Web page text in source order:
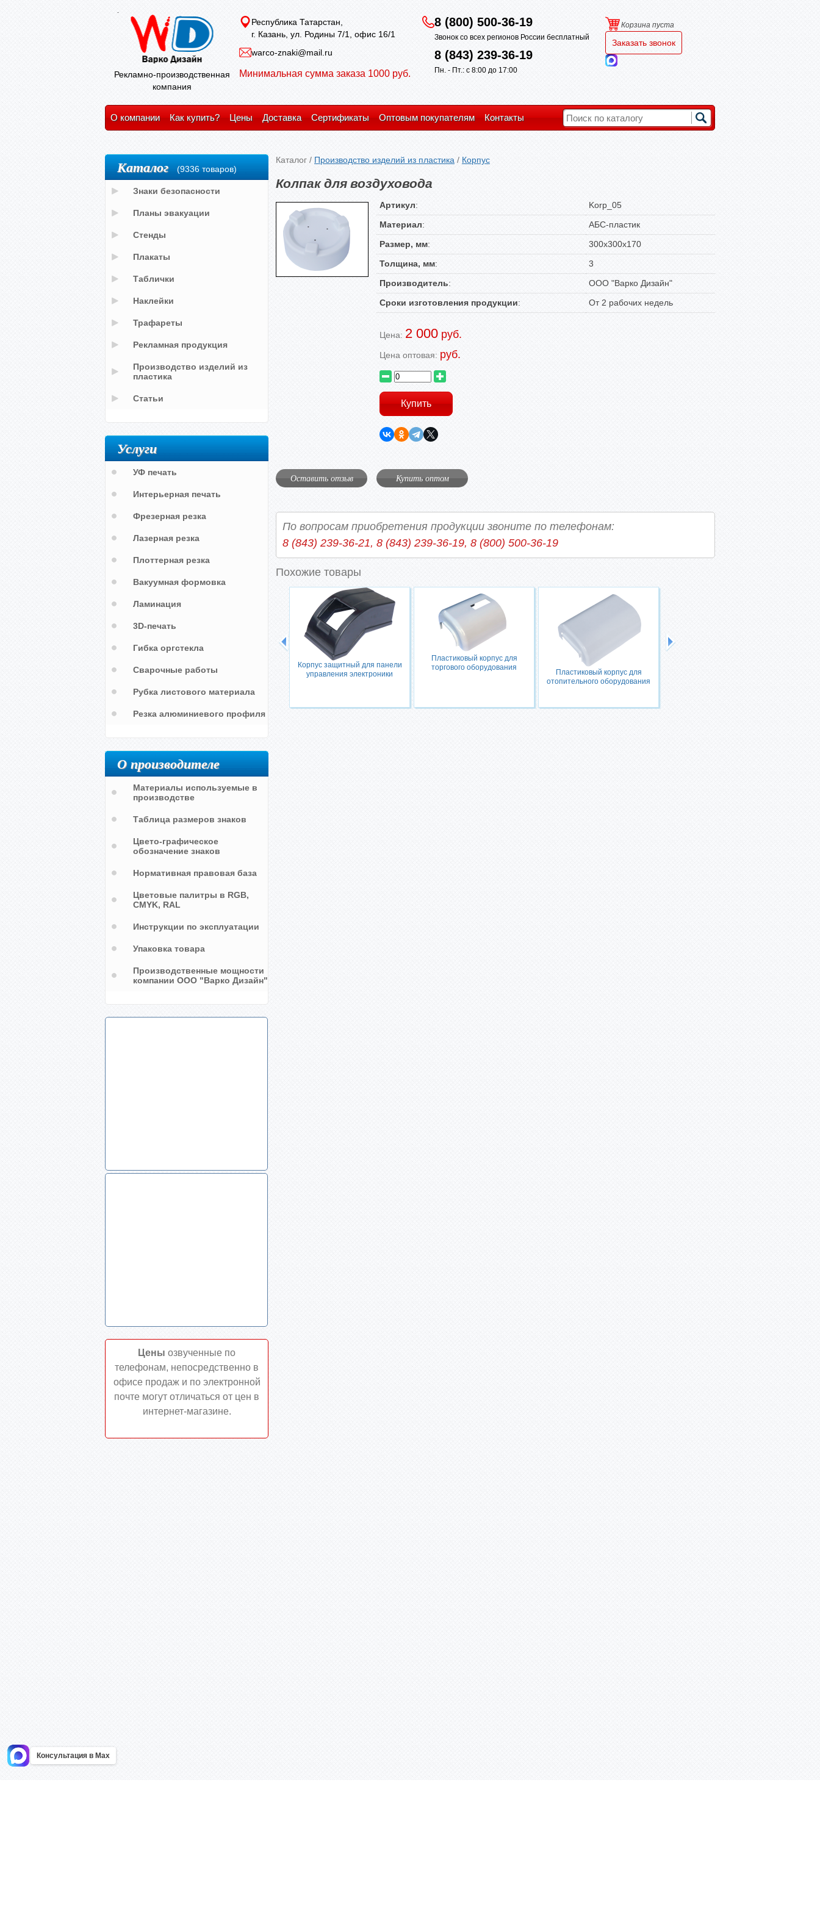
Рекламно-производственная
компания
Республика Татарстан,
г. Казань, ул. Родины 7/1, офис 16/1
warco-znaki@mail.ru
Минимальная сумма заказа 1000 руб.
8 (800) 500-36-19
Звонок со всех регионов России бесплатный
8 (843) 239-36-19
Пн. - Пт.: с 8:00 до 17:00
Корзина пуста
Заказать звонок
О компании Как купить? Цены Доставка Сертификаты Оптовым покупателям Контакты
Каталог / Производство изделий из пластика / Корпус
Колпак для воздуховода
Артикул:
Korp_05
Материал:
АБС-пластик
Размер, мм:
300х300х170
Толщина, мм:
3
Производитель:
ООО "Варко Дизайн"
Сроки изготовления продукции: От 2 рабочих недель
Цена: 2 000 руб.
Цена оптовая: руб.
Оставить отзыв Купить оптом
По вопросам приобретения продукции звоните по телефонам:
8 (843) 239-36-21, 8 (843) 239-36-19, 8 (800) 500-36-19
Похожие товары
Пластиковая панель для стойки
Корпус защитный для панели
управления электроники
Пластиковый корпус для
торгового оборудования
Пластиковый корпус для
отопительного оборудования
Каталог (9336 товаров)
Знаки безопасности
Планы эвакуации
Стенды
Плакаты
Таблички
Наклейки
Трафареты
Рекламная продукция
Производство изделий из
пластика
Статьи
Услуги
УФ печать
Интерьерная печать
Фрезерная резка
Лазерная резка
Плоттерная резка
Вакуумная формовка
Ламинация
3D-печать
Гибка оргстекла
Сварочные работы
Рубка листового материала
Резка алюминиевого профиля
О производителе
Материалы используемые в
производстве
Таблица размеров знаков
Цвето-графическое
обозначение знаков
Нормативная правовая база
Цветовые палитры в RGB,
CMYK, RAL
Инструкции по эксплуатации
Упаковка товара
Производственные мощности
компании ООО "Варко Дизайн"
Цены озвученные по
телефонам, непосредственно в
офисе продаж и по электронной
почте могут отличаться от цен в
интернет-магазине.
Консультация в Max